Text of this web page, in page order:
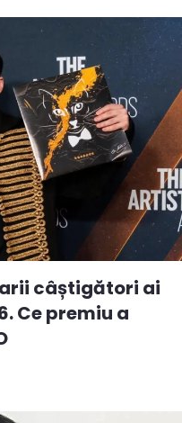
câștigători ai
Ce premiu a